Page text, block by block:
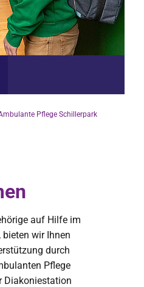
Pflege Schillerpark
auf Hilfe im
wir Ihnen
durch
Pflege
Diakoniestation